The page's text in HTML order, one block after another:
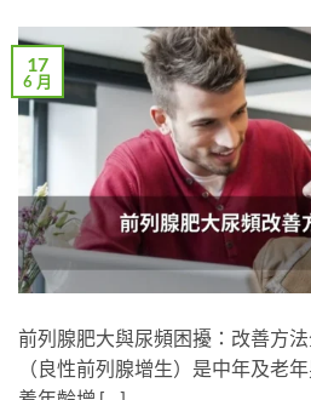
17
6 月
前列腺肥大與尿頻困擾：改善方
（良性前列腺增生）是中年及老